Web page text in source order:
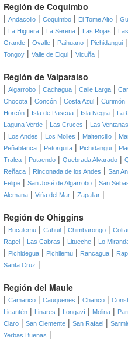
Región de Coquimbo
| Andacollo | Coquimbo | El Tome Alto |
| La Higuera | La Serena | Las Rojas |
Grande | Ovalle | Paihuano | Pichidangui |
Tongoy | Valle de Elqui | Vicuña |
Región de Valparaíso
| Algarrobo | Cachagua | Calle Larga |
Chocota | Concón | Costa Azul | Curimón
Horcón | Isla de Pascua | Isla Negra | La
Laguna Verde | Las Cruces | Las Ventanas
| Los Andes | Los Molles | Maitencillo |
Peñablanca | Petorquita | Pichidangui |
Tralca | Putaendo | Quebrada Alvarado |
Reñaca | Rinconada de los Andes | San
Felipe | San José de Algarrobo | San
Alemana | Viña del Mar | Zapallar |
Región de Ohiggins
| Bucalemu | Cahuil | Chimbarongo |
Rapel | Las Cabras | Litueche | Lo
| Pichidegua | Pichilemu | Rancagua |
Santa Cruz |
Región del Maule
| Camarico | Cauquenes | Chanco |
Licantén | Linares | Longaví | Molina |
Claro | San Clemente | San Rafael |
Yerbas Buenas |